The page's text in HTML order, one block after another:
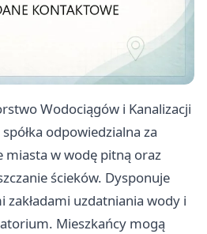
Wodociągów i Kanalizacji
odpowiedzialna za
miasta w wodę pitną oraz
ścieków. Dysponuje
uzdatniania wody i
Mieszkańcy mogą